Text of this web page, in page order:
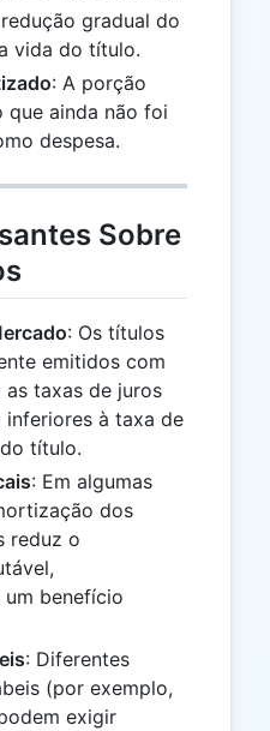
gradual do
vida do título.
: A porção
que ainda não foi
despesa.
Sobre
: Os títulos
emitidos com
taxas de juros
inferiores à taxa de
título.
: Em algumas
dos
reduz o
benefício
: Diferentes
(por exemplo,
exigir